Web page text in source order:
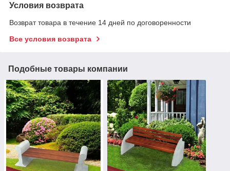
Условия возврата
Возврат товара в течение 14 дней по договоренности
Все условия возврата
Подобные товары компании